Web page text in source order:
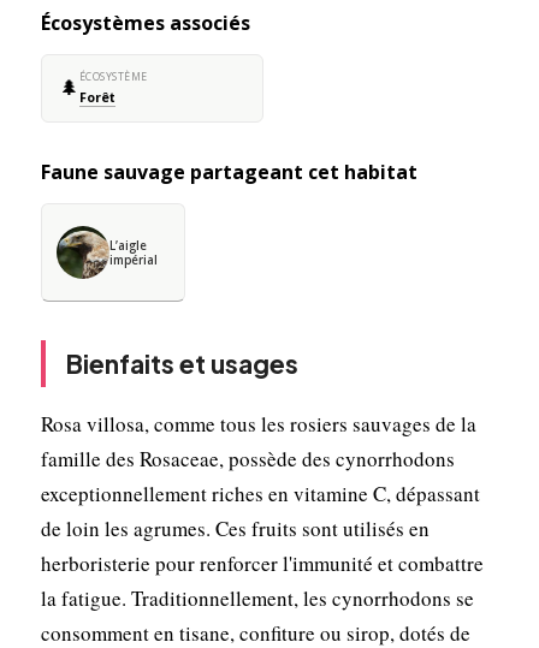
Écosystèmes associés
🌲 ÉCOSYSTÈME
Forêt
Faune sauvage partageant cet habitat
L’aigle
impérial
Bienfaits et usages
Rosa villosa, comme tous les rosiers sauvages de la
famille des Rosaceae, possède des cynorrhodons
exceptionnellement riches en vitamine C, dépassant
de loin les agrumes. Ces fruits sont utilisés en
herboristerie pour renforcer l'immunité et combattre
la fatigue. Traditionnellement, les cynorrhodons se
consomment en tisane, confiture ou sirop, dotés de